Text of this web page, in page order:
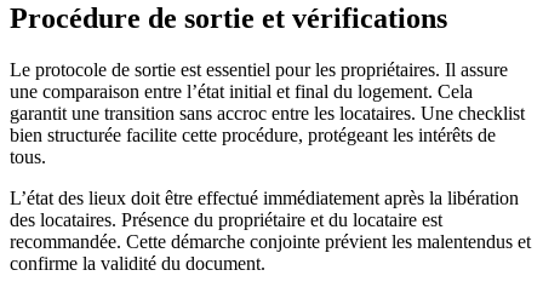
Procédure de sortie et vérifications
Le protocole de sortie est essentiel pour les propriétaires. Il assure
une comparaison entre l’état initial et final du logement. Cela
garantit une transition sans accroc entre les locataires. Une checklist
bien structurée facilite cette procédure, protégeant les intérêts de
tous.
L’état des lieux doit être effectué immédiatement après la libération
des locataires. Présence du propriétaire et du locataire est
recommandée. Cette démarche conjointe prévient les malentendus et
confirme la validité du document.